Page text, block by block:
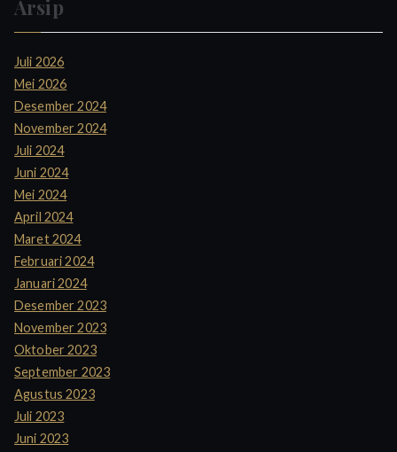
Arsip
Juli 2026
Mei 2026
Desember 2024
November 2024
Juli 2024
Juni 2024
Mei 2024
April 2024
Maret 2024
Februari 2024
Januari 2024
Desember 2023
November 2023
Oktober 2023
September 2023
Agustus 2023
Juli 2023
Juni 2023